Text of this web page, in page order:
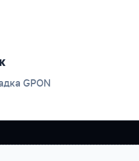
GPON